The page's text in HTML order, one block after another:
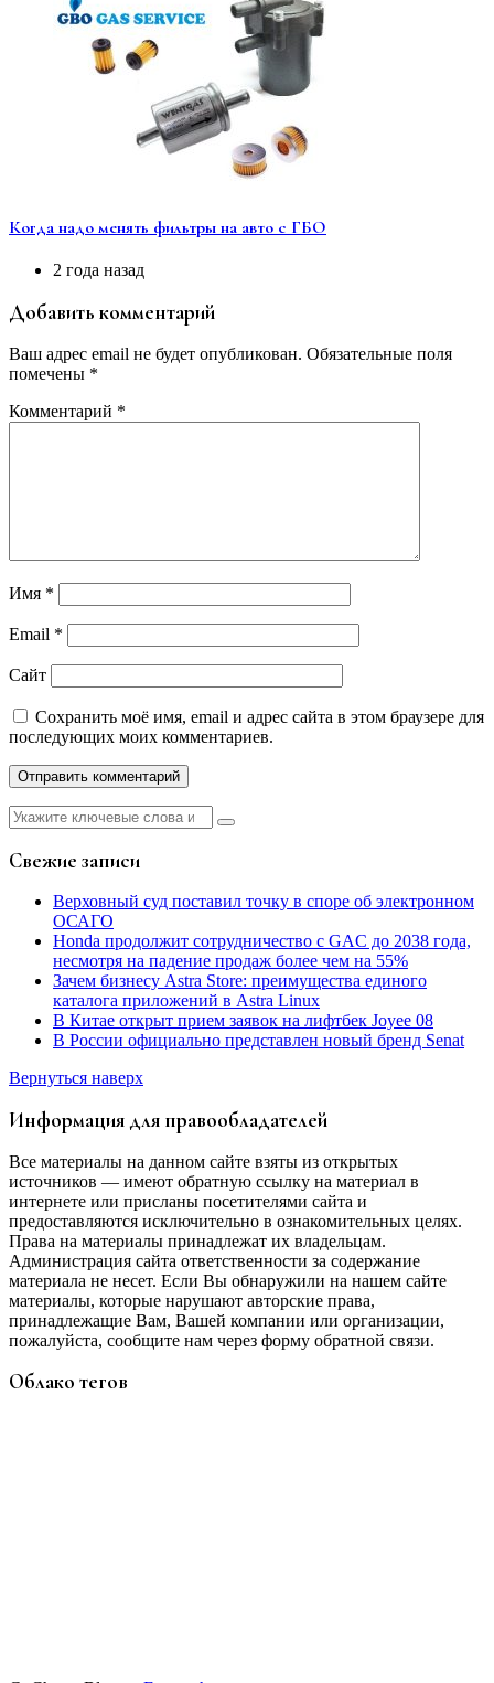
Когда надо менять фильтры на авто с ГБО
2 года назад
Добавить комментарий
Ваш адрес email не будет опубликован. Обязательные поля
помечены *
Комментарий *
Имя *
Email *
Сайт
Сохранить моё имя, email и адрес сайта в этом браузере для
последующих моих комментариев.
Найти:
Свежие записи
Верховный суд поставил точку в споре об электронном
ОСАГО
Honda продолжит сотрудничество с GAC до 2038 года,
несмотря на падение продаж более чем на 55%
Зачем бизнесу Astra Store: преимущества единого
каталога приложений в Astra Linux
В Китае открыт прием заявок на лифтбек Joyee 08
В России официально представлен новый бренд Senat
Вернуться наверх
Информация для правообладателей
Все материалы на данном сайте взяты из открытых
источников — имеют обратную ссылку на материал в
интернете или присланы посетителями сайта и
предоставляются исключительно в ознакомительных целях.
Права на материалы принадлежат их владельцам.
Администрация сайта ответственности за содержание
материала не несет. Если Вы обнаружили на нашем сайте
материалы, которые нарушают авторские права,
принадлежащие Вам, Вашей компании или организации,
пожалуйста, сообщите нам через форму обратной связи.
Облако тегов